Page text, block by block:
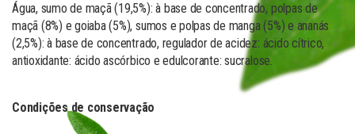
Água, sumo de maçã (19,5%): à base de concentrado, polpas de
maçã (8%) e goiaba (5%), sumos e polpas de manga (5%) e ananás
(2,5%): à base de concentrado, regulador de acidez: ácido cítrico,
antioxidante: ácido ascórbico e edulcorante: sucralose.
Condições de conservação